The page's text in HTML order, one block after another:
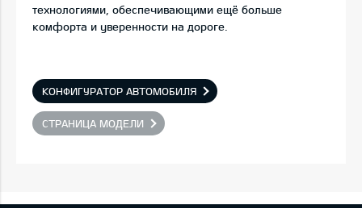
технологиями, обеспечивающими ещё больше
комфорта и уверенности на дороге.
КОНФИГУРАТОР АВТОМОБИЛЯ
СТРАНИЦА МОДЕЛИ